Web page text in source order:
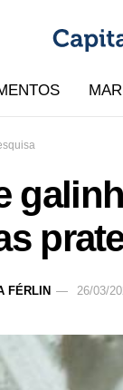
FÉRLIN 26/03/